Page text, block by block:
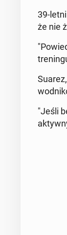
39-
że nie
"Jeśli